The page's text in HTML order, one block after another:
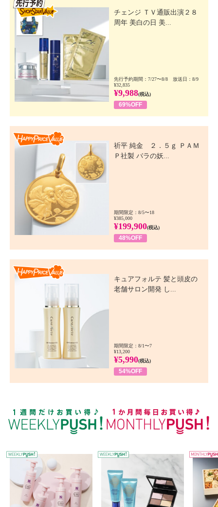
チェンジ ＴＶ通販出演２８
周年 美白の日 美...
先行予約期間：7/27〜8/8 放送日：8/9
¥32,835
¥9,988(税込)
69%OFF
祈平 純金 ２．５ｇ ＰＡＭ
Ｐ社製 バラの妖...
期間限定：8/5〜18
¥385,000
¥199,900(税込)
48%OFF
キュアフォルテ 髪と頭皮の
老舗サロン開発 し...
期間限定：8/1〜7
¥13,200
¥5,990(税込)
54%OFF
WEEKLY PUSH